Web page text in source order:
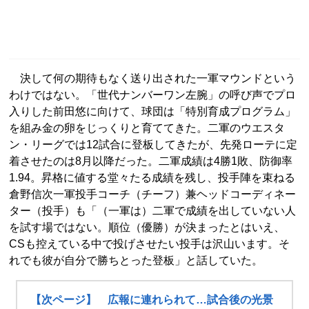
決して何の期待もなく送り出された一軍マウンドという
わけではない。「世代ナンバーワン左腕」の呼び声でプロ
入りした前田悠に向けて、球団は「特別育成プログラム」
を組み金の卵をじっくりと育ててきた。二軍のウエスタ
ン・リーグでは12試合に登板してきたが、先発ローテに定
着させたのは8月以降だった。二軍成績は4勝1敗、防御率
1.94。昇格に値する堂々たる成績を残し、投手陣を束ねる
倉野信次一軍投手コーチ（チーフ）兼ヘッドコーディネー
ター（投手）も「（一軍は）二軍で成績を出していない人
を試す場ではない。順位（優勝）が決まったとはいえ、
CSも控えている中で投げさせたい投手は沢山います。そ
れでも彼が自分で勝ちとった登板」と話していた。
【次ページ】 広報に連れられて…試合後の光景